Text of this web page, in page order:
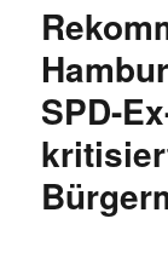
SPD-